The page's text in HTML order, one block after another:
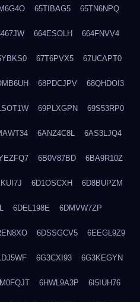
65TIBAG5 65TN6NPQ
664ESOLH 664FNVV4
67T6PVX5 67UCAPT0
68PDCJPV 68QHDOI3
69PLXGPN 69S53RP0
6ANZ4C8L 6AS3LJQ4
6B0V87BD 6BA9R10Z
6D1OSCXH 6D8BUPZM
6DEL198E 6DMVW7ZP
6DSSGCV5 6EEGL9Z9
6G3CXI93 6G3KEGYN
6HWL9A3P 6I5IUH76